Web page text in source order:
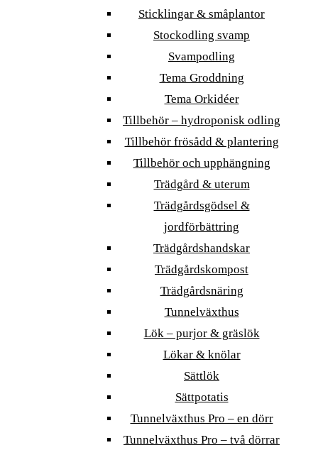
Sticklingar & småplantor
Stockodling svamp
Svampodling
Tema Groddning
Tema Orkidéer
Tillbehör – hydroponisk odling
Tillbehör frösådd & plantering
Tillbehör och upphängning
Trädgård & uterum
Trädgårdsgödsel &
jordförbättring
Trädgårdshandskar
Trädgårdskompost
Trädgårdsnäring
Tunnelväxthus
Lök – purjor & gräslök
Lökar & knölar
Sättlök
Sättpotatis
Tunnelväxthus Pro – en dörr
Tunnelväxthus Pro – två dörrar